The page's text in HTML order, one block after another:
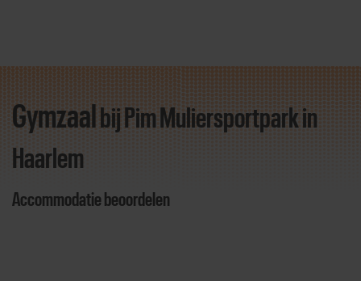
Direct door naar content
Gymzaal bij Pim Muliersportparkin
Haarlem
Accommodatie beoordelen